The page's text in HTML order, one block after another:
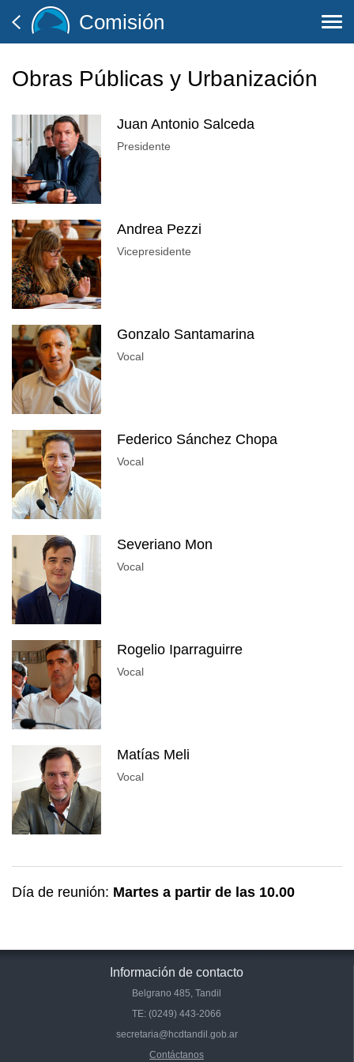
Comisión
Obras Públicas y Urbanización
Juan Antonio Salceda
Presidente
Andrea Pezzi
Vicepresidente
Gonzalo Santamarina
Vocal
Federico Sánchez Chopa
Vocal
Severiano Mon
Vocal
Rogelio Iparraguirre
Vocal
Matías Meli
Vocal
Día de reunión: Martes a partir de las 10.00
Información de contacto
Belgrano 485, Tandil
TE: (0249) 443-2066
secretaria@hcdtandil.gob.ar
Contáctanos